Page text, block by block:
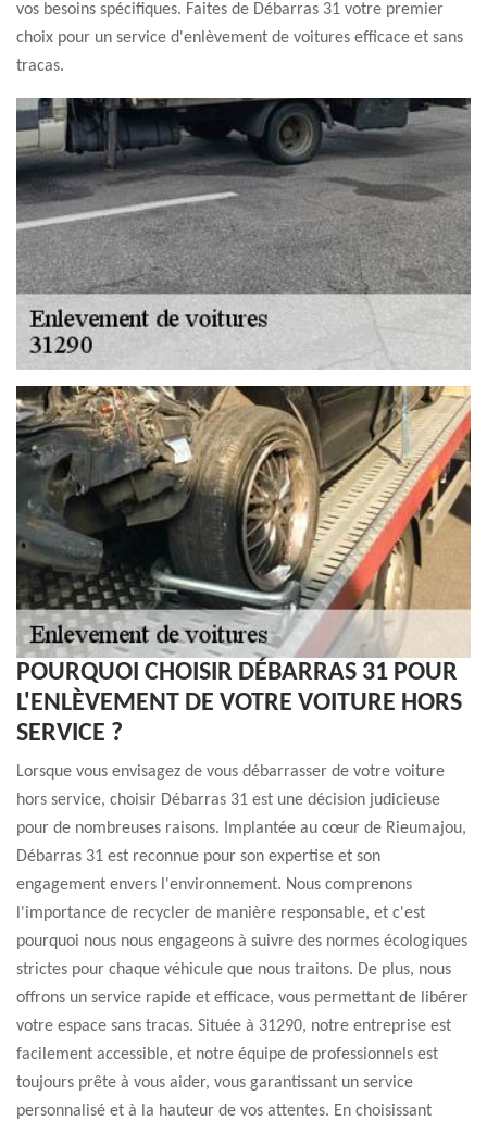
vos besoins spécifiques. Faites de Débarras 31 votre premier
choix pour un service d'enlèvement de voitures efficace et sans
tracas.
POURQUOI CHOISIR DÉBARRAS 31 POUR
L'ENLÈVEMENT DE VOTRE VOITURE HORS
SERVICE ?
Lorsque vous envisagez de vous débarrasser de votre voiture
hors service, choisir Débarras 31 est une décision judicieuse
pour de nombreuses raisons. Implantée au cœur de Rieumajou,
Débarras 31 est reconnue pour son expertise et son
engagement envers l'environnement. Nous comprenons
l'importance de recycler de manière responsable, et c'est
pourquoi nous nous engageons à suivre des normes écologiques
strictes pour chaque véhicule que nous traitons. De plus, nous
offrons un service rapide et efficace, vous permettant de libérer
votre espace sans tracas. Située à 31290, notre entreprise est
facilement accessible, et notre équipe de professionnels est
toujours prête à vous aider, vous garantissant un service
personnalisé et à la hauteur de vos attentes. En choisissant